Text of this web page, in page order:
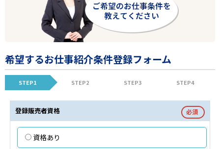
希望するお仕事紹介条件登録フォーム
STEP1 STEP2 STEP3 STEP4
登録販売者資格 必須
資格あり